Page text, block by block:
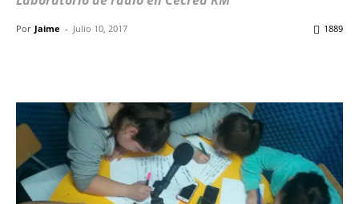
Por Jaime - Julio 10, 2017 1889